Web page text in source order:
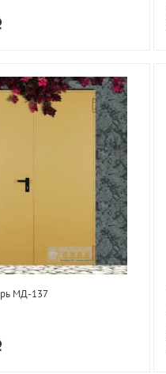
МД-137